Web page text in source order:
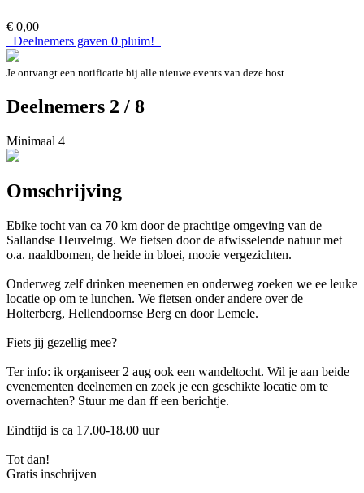
€ 0,00
Deelnemers gaven 0 pluim!
Je ontvangt een notificatie bij alle nieuwe events van deze host.
Deelnemers 2 / 8
Minimaal 4
Omschrijving
Ebike tocht van ca 70 km door de prachtige omgeving van de
Sallandse Heuvelrug. We fietsen door de afwisselende natuur met
o.a. naaldbomen, de heide in bloei, mooie vergezichten.
Onderweg zelf drinken meenemen en onderweg zoeken we ee leuke
locatie op om te lunchen. We fietsen onder andere over de
Holterberg, Hellendoornse Berg en door Lemele.
Fiets jij gezellig mee?
Ter info: ik organiseer 2 aug ook een wandeltocht. Wil je aan beide
evenementen deelnemen en zoek je een geschikte locatie om te
overnachten? Stuur me dan ff een berichtje.
Eindtijd is ca 17.00-18.00 uur
Tot dan!
Gratis inschrijven